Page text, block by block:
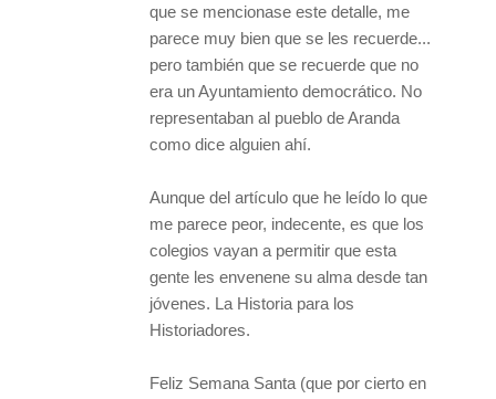
que se mencionase este detalle, me
parece muy bien que se les recuerde...
pero también que se recuerde que no
era un Ayuntamiento democrático. No
representaban al pueblo de Aranda
como dice alguien ahí.
Aunque del artículo que he leído lo que
me parece peor, indecente, es que los
colegios vayan a permitir que esta
gente les envenene su alma desde tan
jóvenes. La Historia para los
Historiadores.
Feliz Semana Santa (que por cierto en